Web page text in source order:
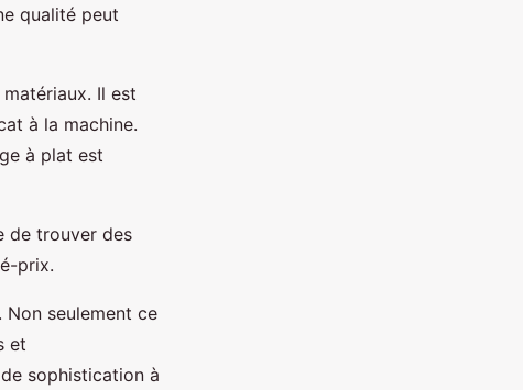
qualité peut
matériaux. Il est
à la machine.
à plat est
de trouver des
prix.
Non seulement ce
et
sophistication à